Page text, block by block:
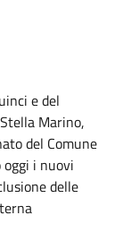
e del
Marino,
del Comune
i nuovi
delle